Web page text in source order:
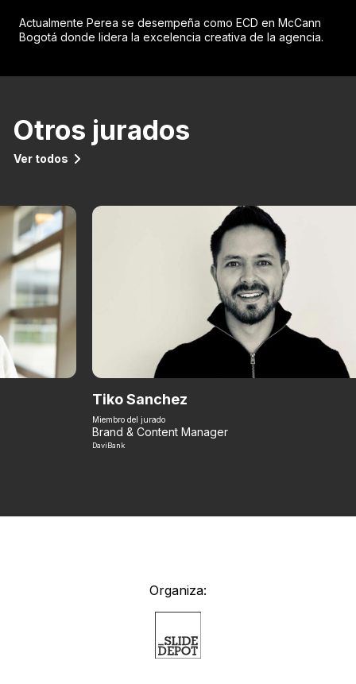
Actualmente Perea se desempeña como ECD en McCann
Bogotá donde lidera la excelencia creativa de la agencia.
Otros jurados
Ver todos
Tiko Sanchez
Miembro del jurado
Brand & Content Manager
DaviBank
Organiza: